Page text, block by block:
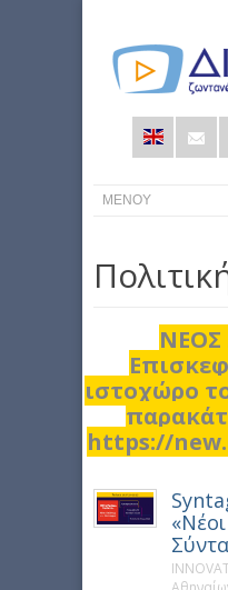
ΝΕΟΣ
ιστοχώρο
https://